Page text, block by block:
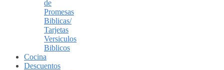
de
Promesas
Biblicas/
Tarjetas
Versiculos
Biblicos
Cocina
Descuentos